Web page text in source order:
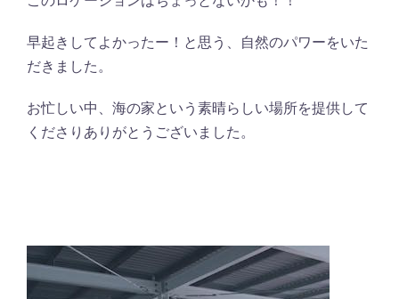
早起きしてよかったー！と思う、自然のパワーをいた
だきました。
お忙しい中、海の家という素晴らしい場所を提供して
くださりありがとうございました。